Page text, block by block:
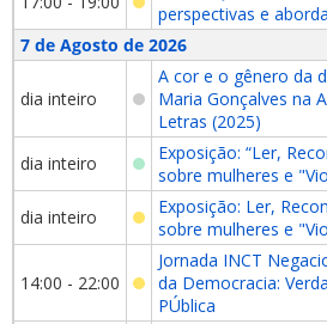
perspectivas e
7 de Agosto de 2026
dia inteiro
A cor e o gênero da
Maria Gonçalves na
Letras (2025)
dia inteiro
Exposição: “Ler,
sobre mulheres e
dia inteiro
Exposição: Ler,
sobre mulheres e
14:00 - 22:00
Jornada INCT
da Democracia:
PÚblica